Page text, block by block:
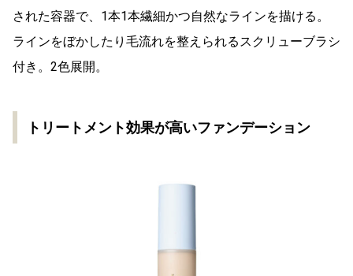
された容器で、1本1本繊細かつ自然なラインを描ける。
ラインをぼかしたり毛流れを整えられるスクリューブラシ
付き。2色展開。
トリートメント効果が高いファンデーション